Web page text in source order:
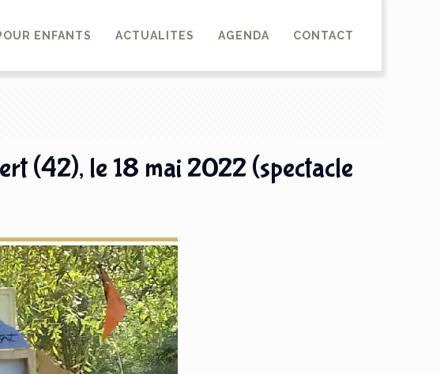
ENFANTS ACTUALITES AGENDA CONTACT
(42), le 18 mai 2022 (spectacle